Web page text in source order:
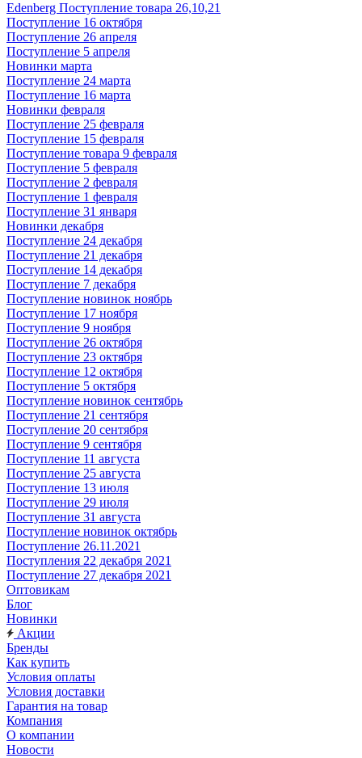
Edenberg Поступление товара 26,10,21
Поступление 16 октября
Поступление 26 апреля
Поступление 5 апреля
Новинки марта
Поступление 24 марта
Поступление 16 марта
Новинки февраля
Поступление 25 февраля
Поступление 15 февраля
Поступление товара 9 февраля
Поступление 5 февраля
Поступление 2 февраля
Поступление 1 февраля
Поступление 31 января
Новинки декабря
Поступление 24 декабря
Поступление 21 декабря
Поступление 14 декабря
Поступление 7 декабря
Поступление новинок ноябрь
Поступление 17 ноября
Поступление 9 ноября
Поступление 26 октября
Поступление 23 октября
Поступление 12 октября
Поступление 5 октября
Поступление новинок сентябрь
Поступление 21 сентября
Поступление 20 сентября
Поступление 9 сентября
Поступление 11 августа
Поступление 25 августа
Поступление 13 июля
Поступление 29 июля
Поступление 31 августа
Поступление новинок октябрь
Поступление 26.11.2021
Поступления 22 декабря 2021
Поступление 27 декабря 2021
Оптовикам
Блог
Новинки
Акции
Бренды
Как купить
Условия оплаты
Условия доставки
Гарантия на товар
Компания
О компании
Новости